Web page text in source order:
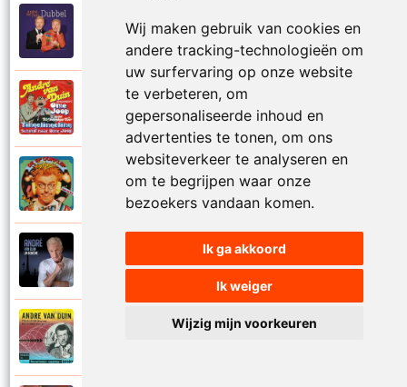
Wij maken gebruik van cookies en
andere tracking-technologieën om
uw surfervaring op onze website
te verbeteren, om
gepersonaliseerde inhoud en
advertenties te tonen, om ons
websiteverkeer te analyseren en
om te begrijpen waar onze
bezoekers vandaan komen.
Ik ga akkoord
Ik weiger
Wijzig mijn voorkeuren
Andre Van Duin
Schijt maar in me pannetje
Andre Van Duin
Schrijf naar ome Joop
Andre Van Duin en Frans Van Dusschoten
Stil in de stad
2024